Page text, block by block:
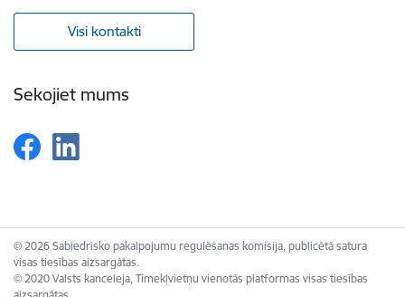
Visi kontakti
Sekojiet mums
© 2026 Sabiedrisko pakalpojumu regulēšanas komisija, publicētā satura
visas tiesības aizsargātas.
© 2020 Valsts kanceleja, Tīmekļvietņu vienotās platformas visas tiesības